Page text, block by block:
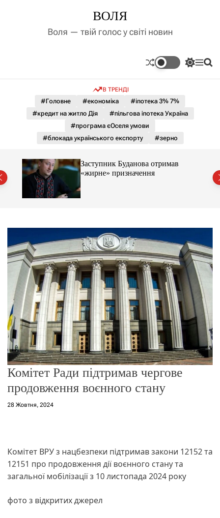
д
ВОЛЯ
Воля — твій голос у світі новин
П
м
к
к
ь
е
ж
и
м
у
М П
В ТРЕНДІ
#Головне #економіка
#іпотека 3% 7%
#кредит на житло Дія
#пільгова іпотека Україна
#програма єОселя умови
#блокада українського експорту
#зерно
Заступник Буданова отримав
«жирне» призначення
Комітет Ради підтримав чергове
продовження воєнного стану
28 Жовтня, 2024
Комітет ВРУ з нацбезпеки підтримав закони 12152 та
12151 про продовження дії воєнного стану та
загальної мобілізації з 10 листопада 2024 року
фото з відкритих джерел